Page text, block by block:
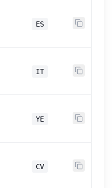
ES
IT
YE
CV